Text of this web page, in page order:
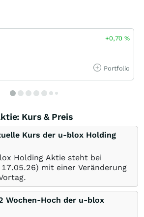
+0,70%
Portfolio
Kurs & Preis
Kurs der u-blox Holding
Holding Aktie steht bei
17.05.26) mit einer Veränderung
Wochen-Hoch der u-blox